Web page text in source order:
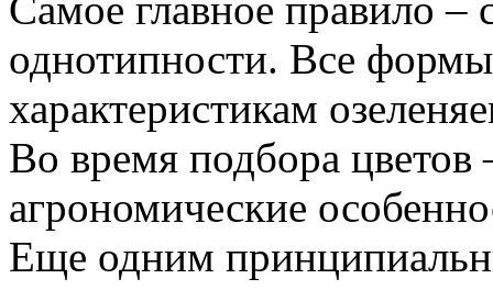
однотипности. Все
характеристикам
Во время подбора
агрономические
Еще одним